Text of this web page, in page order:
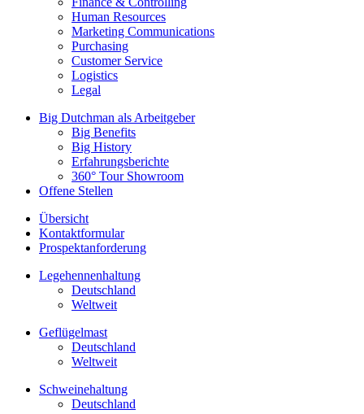
Human Resources
Marketing Communications
Purchasing
Customer Service
Logistics
Legal
Big Dutchman als Arbeitgeber
Big Benefits
Big History
Erfahrungsberichte
360° Tour Showroom
Offene Stellen
Übersicht
Kontaktformular
Prospektanforderung
Legehennenhaltung
Deutschland
Weltweit
Geflügelmast
Deutschland
Weltweit
Schweinehaltung
Deutschland